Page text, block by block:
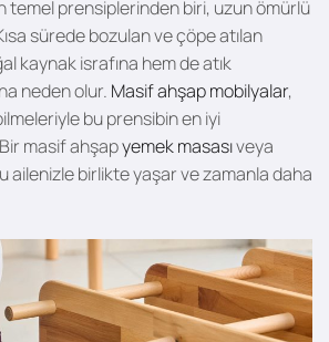
temel prensiplerinden biri, uzun ömürlü
sürede bozulan ve çöpe atılan
kaynak israfına hem de atık
neden olur. Masif ahşap mobilyalar,
bu prensibin en iyi
masif ahşapyemek masasıveya
ailenizle birlikte yaşar ve zamanla daha